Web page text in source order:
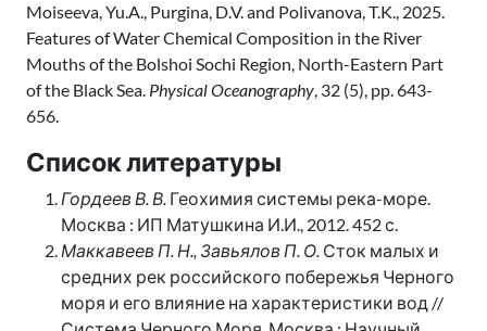
Moiseeva, Yu.A., Purgina, D.V. and Polivanova, T.K., 2025.
Features of Water Chemical Composition in the River
Mouths of the Bolshoi Sochi Region, North-Eastern Part
of the Black Sea. Physical Oceanography, 32 (5), pp. 643-
656.
Список литературы
Гордеев В. В. Геохимия системы река-море.
Москва : ИП Матушкина И.И., 2012. 452 с.
Маккавеев П. Н., Завьялов П. О. Сток малых и
средних рек российского побережья Черного
моря и его влияние на характеристики вод //